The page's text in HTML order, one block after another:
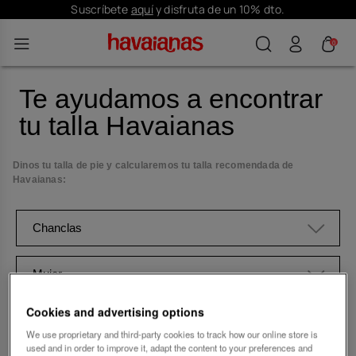
Suscríbete aquíy disfruta de un 10% dto.
0
Te ayudamos a encontrar
tu talla Havaianas
Dinos tu talla de pie y calcularemos tu talla recomendada de
Havaianas:
Chanclas
Mujer
Talla…
Cookies and advertising options
We use proprietary and third-party cookies to track how our online store is
used and in order to improve it, adapt the content to your preferences and